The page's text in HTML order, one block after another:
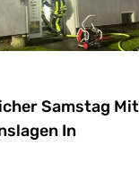
Samstag Mit
In